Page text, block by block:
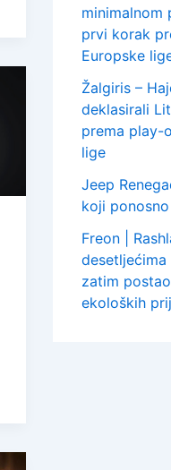
minimalnom
prvi korak
Europske
Žalgiris –
deklasirali
prema play-
lige
Jeep
koji
Freon |
desetljećima
zatim
ekoloških